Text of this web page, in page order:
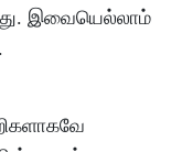
இவையெல்லாம்